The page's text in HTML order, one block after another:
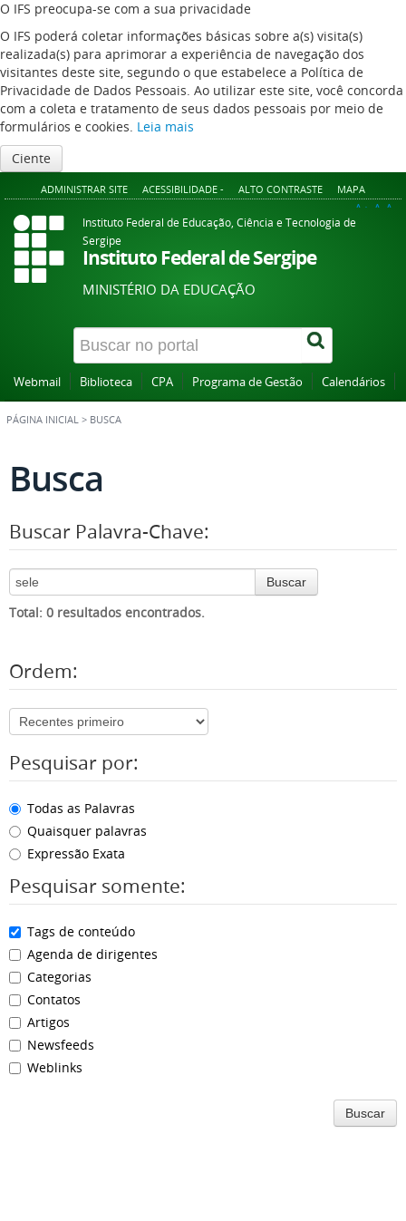
O IFS preocupa-se com a sua privacidade
O IFS poderá coletar informações básicas sobre a(s) visita(s)
realizada(s) para aprimorar a experiência de navegação dos
visitantes deste site, segundo o que estabelece a Política de
Privacidade de Dados Pessoais. Ao utilizar este site, você concorda
com a coleta e tratamento de seus dados pessoais por meio de
formulários e cookies. Leia mais
Ciente
ADMINISTRAR SITE ACESSIBILIDADE - ALTO CONTRASTE MAPA
A+ A A-
Instituto Federal de Educação, Ciência e Tecnologia de
Sergipe
Instituto Federal de Sergipe
MINISTÉRIO DA EDUCAÇÃO
Webmail Biblioteca CPA Programa de Gestão Calendários
PÁGINA INICIAL > BUSCA
Busca
Buscar Palavra-Chave:
Buscar
Total: 0 resultados encontrados.
Ordem:
Pesquisar por:
Todas as Palavras
Quaisquer palavras
Expressão Exata
Pesquisar somente:
Tags de conteúdo
Agenda de dirigentes
Categorias
Contatos
Artigos
Newsfeeds
Weblinks
Buscar